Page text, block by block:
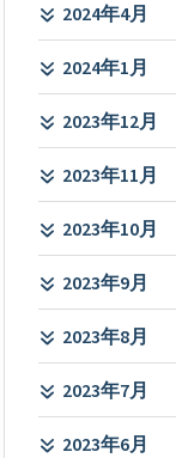
2024年4月
2024年1月
2023年12月
2023年11月
2023年10月
2023年9月
2023年8月
2023年7月
2023年6月